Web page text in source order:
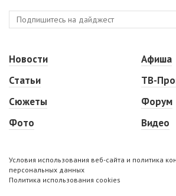
Новости
Статьи
Сюжеты
Фото
Афиша
ТВ-
Форум
Видео
Условия использования веб-сайта и политика
персональных данных
Политика использования cookies